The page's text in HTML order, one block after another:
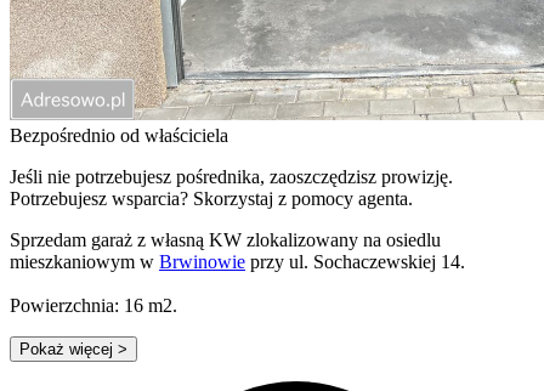
Bezpośrednio od właściciela
Jeśli nie potrzebujesz pośrednika, zaoszczędzisz prowizję.
Potrzebujesz wsparcia? Skorzystaj z pomocy agenta.
Sprzedam garaż z własną KW zlokalizowany na osiedlu
mieszkaniowym w Brwinowie przy ul. Sochaczewskiej 14.
Powierzchnia: 16 m2.
Pokaż więcej >